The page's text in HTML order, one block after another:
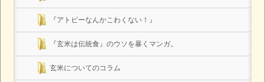
『アトピーなんかこわくない！』
『玄米は伝統食』のウソを暴くマンガ。
玄米についてのコラム